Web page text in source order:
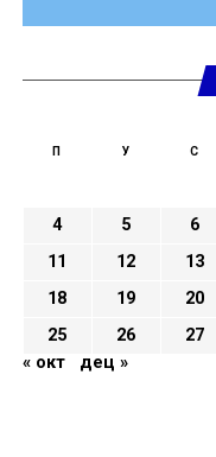
П У С
4
5 6
11
12 13
18
19 20
25
26 27
« окт
дец »